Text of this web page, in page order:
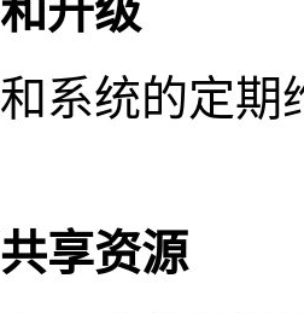
升级
系统的定期
享资源